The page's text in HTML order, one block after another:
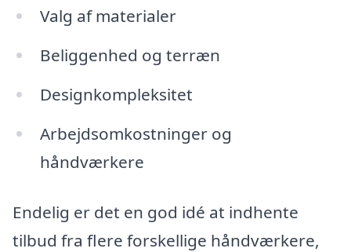
Valg af materialer
Beliggenhed og terræn
Designkompleksitet
Arbejdsomkostninger og
håndværkere
Endelig er det en god idé at indhente
tilbud fra flere forskellige håndværkere,